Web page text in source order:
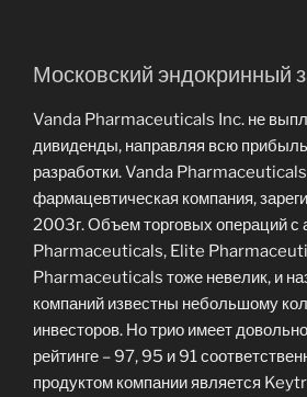
Московский эндокринный
Vanda Pharmaceuticals Inc. не
дивиденды, направляя всю
разработки. Vanda
фармацевтическая компания,
2003г. Объем торговых операций
Pharmaceuticals, Elite
Pharmaceuticals тоже невелик, и
компаний известны небольшому
инвесторов. Но трио имеет
рейтинге – 97, 95 и 91
продуктом компании является